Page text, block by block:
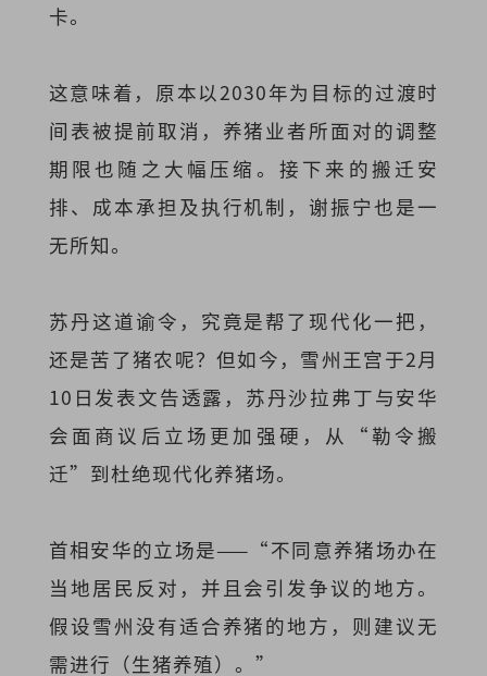
卡。
这意味着，原本以 2030年为目标的过渡时
间表被提前取消，养猪业者所面对的调整
期限也随之大幅压缩。接下来的搬迁安
排、成本承担及执行机制，谢振宁也是一
无所知。
苏丹这道谕令，究竟是帮了现代化一把，
还是苦了猪农呢？但如今，雪州王宫于2月
10日发表文告透露，苏丹沙拉弗丁与安华
会面商议后立场更加强硬，从“勒令搬
迁”到杜绝现代化养猪场。
首相安华的立场是——“不同意养猪场办在
当地居民反对，并且会引发争议的地方。
假设雪州没有适合养猪的地方，则建议无
需进行（生猪养殖）。”